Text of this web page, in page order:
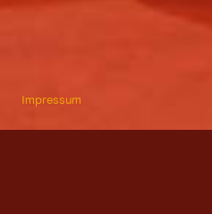
Impressum